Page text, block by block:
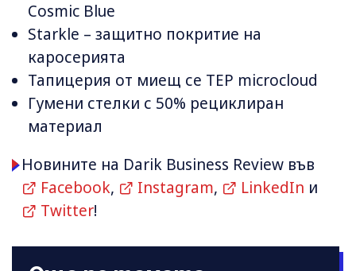
Cosmic Blue
Starkle – защитно покритие на
каросерията
Тапицерия от миещ се TEP microcloud
Гумени стелки с 50% рециклиран
материал
Новините на Darik Business Review във
Facebook, Instagram, LinkedIn и
Twitter!